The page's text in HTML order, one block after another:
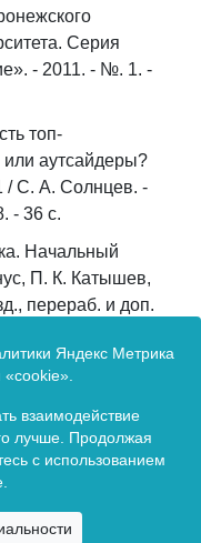
Серия
- 2011. - №. 1. -
топ-
аутсайдеры?
/ С. А. Солнцев. -
- 36 с.
Начальный
П. К. Катышев,
перераб. и доп.
и где
школы
№. 2. - С. 172-216.
Яндекс Метрика
«cookie».
взаимодействие
лучше. Продолжая
с использованием
службой по